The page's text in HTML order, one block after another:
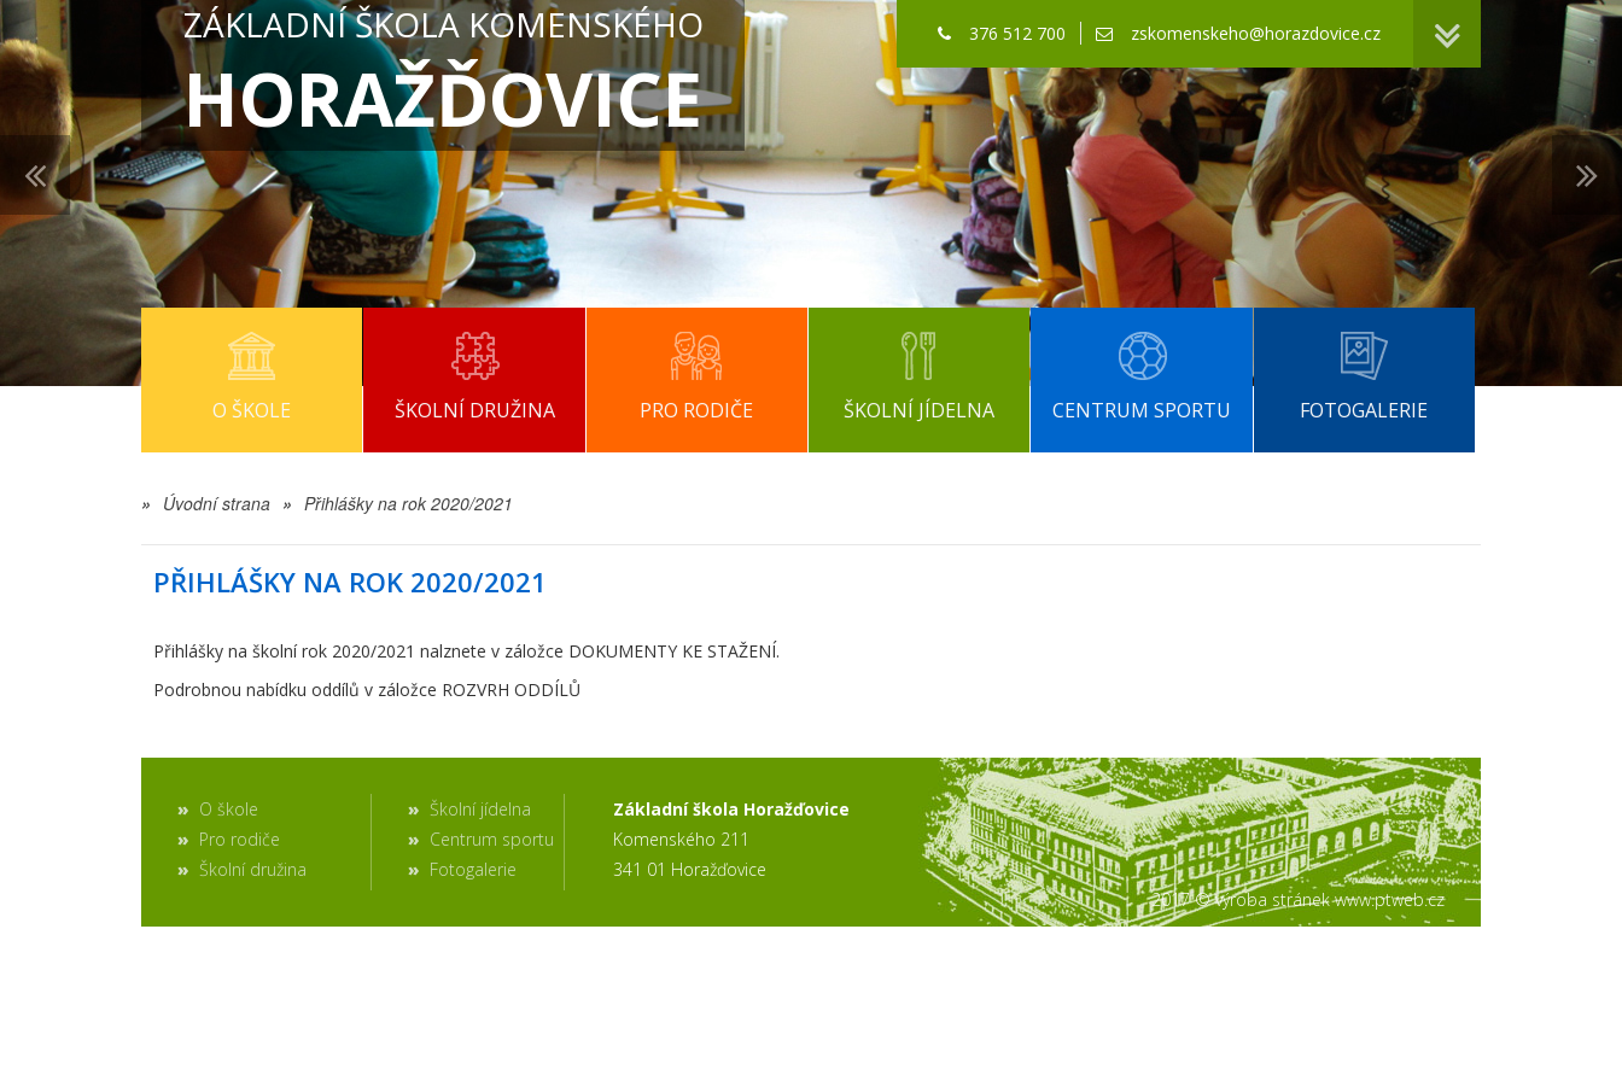
ZÁKLADNÍ ŠKOLA KOMENSKÉHO
HORAŽĎOVICE
376 512 700 zskomenskeho@horazdovice.cz
O ŠKOLE ŠKOLNÍ DRUŽINA PRO RODIČE ŠKOLNÍ JÍDELNA CENTRUM SPORTU FOTOGALERIE
» Úvodní strana » Přihlášky na rok 2020/2021
PŘIHLÁŠKY NA ROK 2020/2021
Přihlášky na školní rok 2020/2021 nalznete v záložce DOKUMENTY KE STAŽENÍ.
Podrobnou nabídku oddílů v záložce ROZVRH ODDÍLŮ
O škole
Pro rodiče
Školní družina
Školní jídelna
Centrum sportu
Fotogalerie
Základní škola Horažďovice
Komenského 211
341 01 Horažďovice
2017 © výroba stránek www.ptweb.cz